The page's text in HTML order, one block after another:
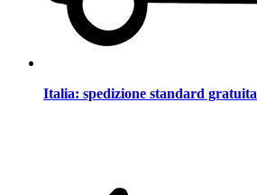
Italia: spedizione standard gratuita